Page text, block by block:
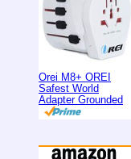
Orei M8+ OREI
Safest World
Adapter Grounded